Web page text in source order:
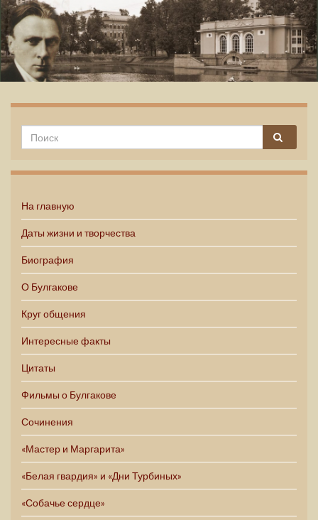
На главную
Даты жизни и творчества
Биография
О Булгакове
Круг общения
Интересные факты
Цитаты
Фильмы о Булгакове
Сочинения
«Мастер и Маргарита»
«Белая гвардия» и «Дни Турбиных»
«Собачье сердце»